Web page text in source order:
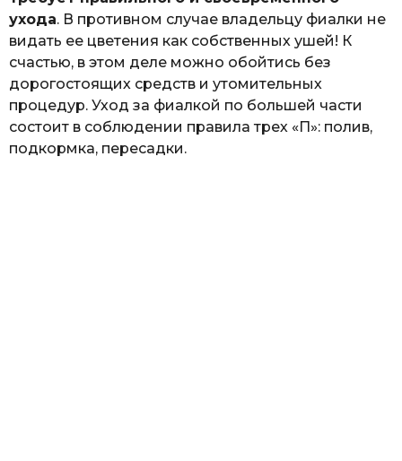
ухода. В противном случае владельцу фиалки не
видать ее цветения как собственных ушей! К
счастью, в этом деле можно обойтись без
дорогостоящих средств и утомительных
процедур. Уход за фиалкой по большей части
состоит в соблюдении правила трех «П»: полив,
подкормка, пересадки.